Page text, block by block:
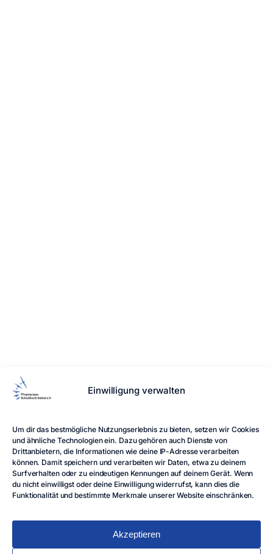
Einwilligung verwalten
Um dir das bestmögliche Nutzungserlebnis zu bieten, setzen wir Cookies
und ähnliche Technologien ein. Dazu gehören auch Dienste von
Drittanbietern, die Informationen wie deine IP-Adresse verarbeiten
können. Damit speichern und verarbeiten wir Daten, etwa zu deinem
Surfverhalten oder zu eindeutigen Kennungen auf deinem Gerät. Wenn
du nicht einwilligst oder deine Einwilligung widerrufst, kann dies die
Funktionalität und bestimmte Merkmale unserer Website einschränken.
Akzeptieren
Die Fliegergruppe Schwäbisch Gmünd e.V. ist ein
gemeinnütziger Verein, der seit vielen Jahren den
HomeBlogImpressumDatenschutzCookie-
RichtlinieIntern
FOLGE UNS
Alle Rechte vorbehalten
Made with